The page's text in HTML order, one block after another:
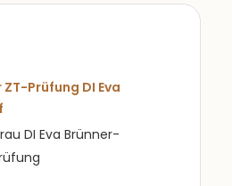
Prüfung DI Eva
DI Eva Brünner-